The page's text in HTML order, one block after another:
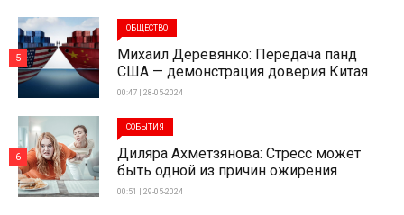
ОБЩЕСТВО
Михаил Деревянко: Передача панд
США — демонстрация доверия Китая
00:47 | 28-05-2024
5
СОБЫТИЯ
Диляра Ахметзянова: Стресс может
быть одной из причин ожирения
00:51 | 29-05-2024
6